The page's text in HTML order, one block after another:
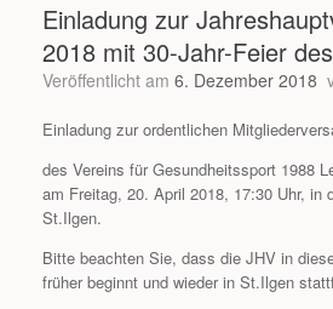
Einladung zur
2018 mit 30-Jahr-Feier
Veröffentlicht am 6. Dezember 2018
Einladung zur ordentlichen
des Vereins für Gesundheitssport 1988
am Freitag, 20. April 2018, 17:30 Uhr, in
St.Ilgen.
Bitte beachten Sie, dass die JHV in
früher beginnt und wieder in St.Ilgen